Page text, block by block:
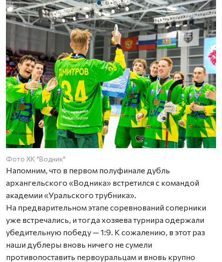
Фото ХК "Водник"
Напомним, что в первом полуфинале дубль
архангельского «Водника» встретился с командой
академии «Уральского трубника».
На предварительном этапе соревнований соперники
уже встречались, и тогда хозяева турнира одержали
убедительную победу — 1:9. К сожалению, в этот раз
наши дублеры вновь ничего не сумели
противопоставить первоуральцам и вновь крупно